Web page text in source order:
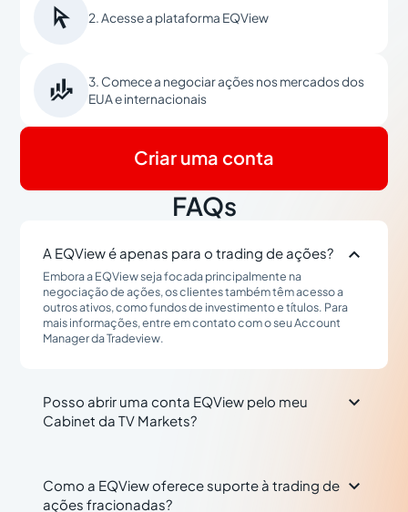
 2. Acesse a plataforma EQView

3. Comece a negociar ações nos mercados dos
EUA e internacionais
Criar uma conta
FAQs
A EQView é apenas para o trading de ações? 
Embora a EQView seja focada principalmente na
negociação de ações, os clientes também têm acesso a
outros ativos, como fundos de investimento e títulos. Para
mais informações, entre em contato com o seu Account
Manager da Tradeview.
Posso abrir uma conta EQView pelo meu
Cabinet da TV Markets?

Como a EQView oferece suporte à trading de
ações fracionadas?
